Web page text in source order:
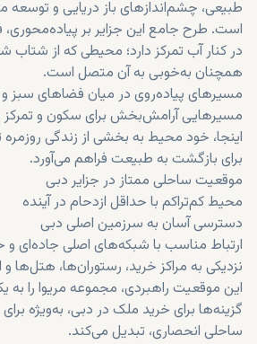
طبیعی، چشم‌اندازهای باز دریایی و توسعه
است. طرح جامع این جزایر بر
در کنار آب تمرکز دارد؛ محیطی که از شتاب
همچنان به‌خوبی به آن متصل است.
مسیرهای پیاده‌روی در میان فضاهای سبز و
مسیرهایی آرامش‌بخش برای سکون و تمرکز
اینجا، خود محیط به بخشی از زندگی
برای بازگشت به طبیعت فراهم می‌آورد.
موقعیت ساحلی ممتاز در جزایر دبی
محیط کم‌تراکم با حداقل ازدحام در آینده
دسترسی آسان به سرزمین اصلی دبی
ارتباط مناسب با شبکه‌های اصلی جاده‌ای
نزدیکی به مراکز خرید، رستوران‌ها، هتل‌ها
این موقعیت راهبردی، مجموعه مریوا را به
گزینه‌ها برای خرید ملک در دبی، به‌ویژه
ساحلی انحصاری، تبدیل می‌کند.